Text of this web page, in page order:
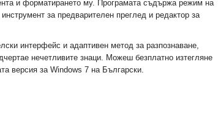
и форматирането му. Програмата съдържа режим на
за предварителен преглед и редактор за
интерфейс и адаптивен метод за разпознаване,
нечетливите знаци. Можеш безплатно изтегляне
версия за Windows 7 на Български.